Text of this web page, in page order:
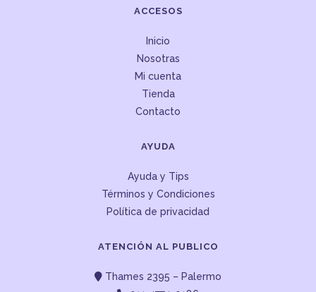
ACCESOS
Inicio
Nosotras
Mi cuenta
Tienda
Contacto
AYUDA
Ayuda y Tips
Términos y Condiciones
Política de privacidad
ATENCIÓN AL PUBLICO
Thames 2395 – Palermo